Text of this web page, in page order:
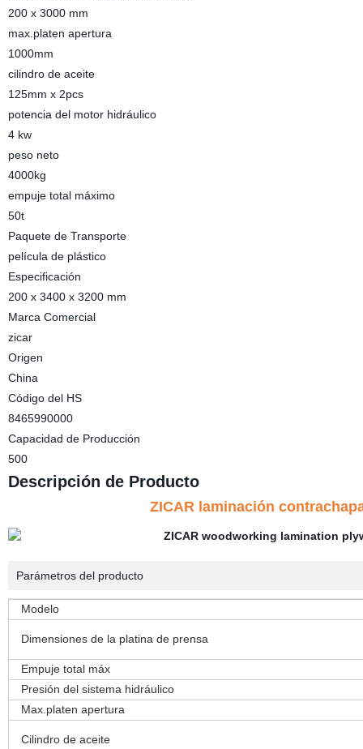
200 x 3000 mm
max.platen apertura
1000mm
cilindro de aceite
125mm x 2pcs
potencia del motor hidráulico
4 kw
peso neto
4000kg
empuje total máximo
50t
Paquete de Transporte
película de plástico
Especificación
200 x 3400 x 3200 mm
Marca Comercial
zicar
Origen
China
Código del HS
8465990000
Capacidad de Producción
500
Descripción de Producto
ZICAR laminación
Parámetros del producto
Modelo
Dimensiones de la platina de prensa
Empuje total máx
Presión del sistema hidráulico
Max.platen apertura
Cilindro de aceite